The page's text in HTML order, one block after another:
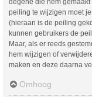
peiling te wijzigen moet
(hieraan is de peiling
kunnen gebruikers de
Maar, als er reeds
hem wijzigen of
maken en deze daarna
Omhoog